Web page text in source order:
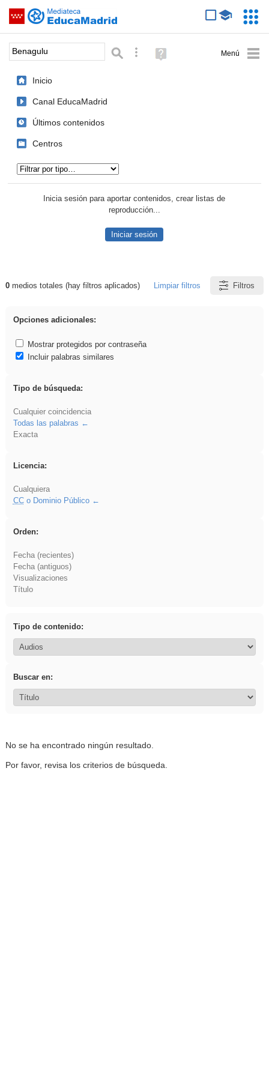
Saltar navegación
Palabra o frase: Búsqueda avanzada
Ayuda
(en
Inicio
Canal EducaMadrid
Últimos contenidos
Centros
Inicia sesión para aportar contenidos, crear listas de
reproducción...
Iniciar sesión
Resultados de: Benagulu
0medios totales (hay filtros aplicados) Limpiar filtros Filtros
Opciones adicionales:
Mostrar protegidos por contraseña
Incluir palabras similares
Tipo de búsqueda:
Cualquier coincidencia
Todas las palabras
Exacta
Licencia:
Cualquiera
CCo Dominio Público
Orden:
Fecha (recientes)
Fecha (antiguos)
Visualizaciones
Título
Tipo de contenido:
Buscar en:
No se ha encontrado ningún resultado.
Por favor, revisa los criterios de búsqueda.